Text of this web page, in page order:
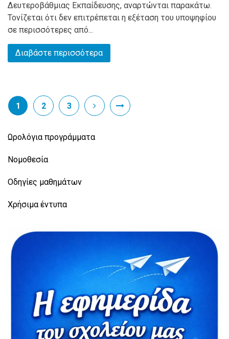
Δευτεροβάθμιας Εκπαίδευσης, αναρτώνται παρακάτω.
Τονίζεται ότι δεν επιτρέπεται η εξέταση του υποψηφίου
σε περισσότερες από...
Διαβάστε περισσότερα
1 2 3
Ωρολόγια προγράμματα
Νομοθεσία
Οδηγίες μαθημάτων
Χρήσιμα έντυπα